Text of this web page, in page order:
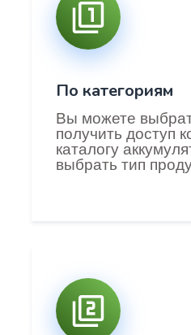
По категориям
Вы можете
получить доступ
каталогу
выбрать тип